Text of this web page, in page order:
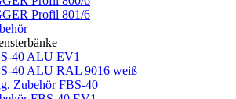
Profil 801/6
40 ALU EV1
40 ALU RAL 9016 weiß
Zubehör FBS-40